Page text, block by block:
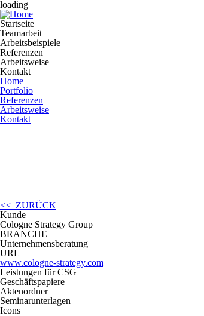
loading
Startseite
Teamarbeit
Arbeitsbeispiele
Referenzen
Arbeitsweise
Kontakt
Home
Portfolio
Referenzen
Arbeitsweise
Kontakt
<< ZURÜCK
Kunde
Cologne Strategy Group
BRANCHE
Unternehmensberatung
URL
www.cologne-strategy.com
Leistungen für CSG
Geschäftspapiere
Aktenordner
Seminarunterlagen
Icons